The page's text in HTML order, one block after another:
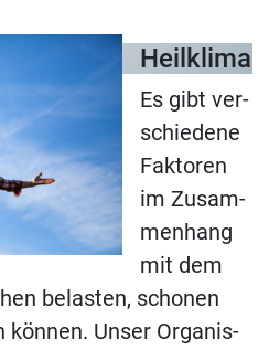
Heil­kli­ma
Es gibt ver­
schie­de­ne
Fak­to­ren
im Zu­sam­
men­hang
mit dem
be­las­ten, scho­nen
kön­nen. Un­ser Or­ga­nis­